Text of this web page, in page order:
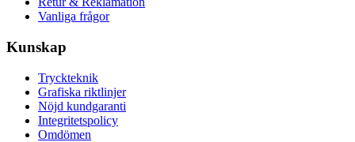
Vanliga frågor
Kunskap
Tryckteknik
Grafiska riktlinjer
Nöjd kundgaranti
Integritetspolicy
Omdömen